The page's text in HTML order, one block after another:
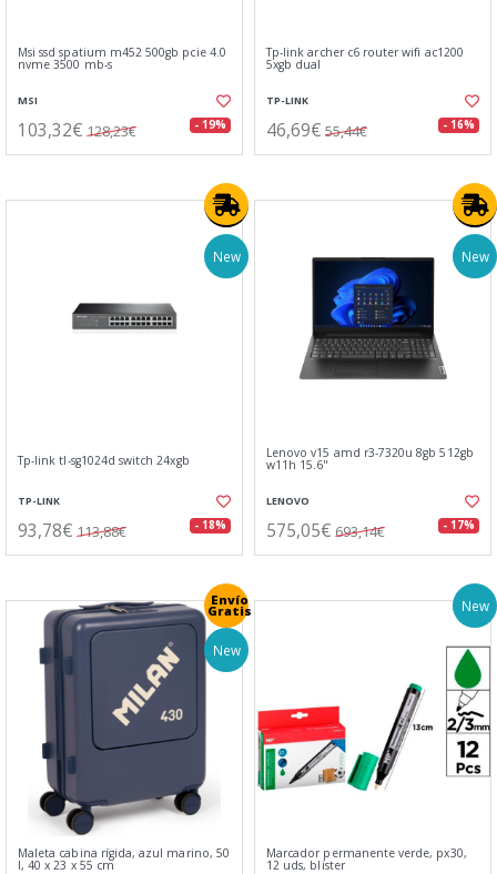
Msi ssd spatium m452 500gb pcie 4.0
nvme 3500 mb-s
MSI
103,32€ 128,23€ - 19%
Tp-link archer c6 router wifi ac1200
5xgb dual
TP-LINK
46,69€ 55,44€ - 16%
New
Tp-link tl-sg1024d switch 24xgb
TP-LINK
93,78€ 113,88€ - 18%
New
Lenovo v15 amd r3-7320u 8gb 512gb
w11h 15.6"
LENOVO
575,05€ 693,14€ - 17%
Envío
Gratis
New
Maleta cabina rígida, azul marino, 50
l, 40 x 23 x 55 cm
New
Marcador permanente verde, px30,
12 uds, blister